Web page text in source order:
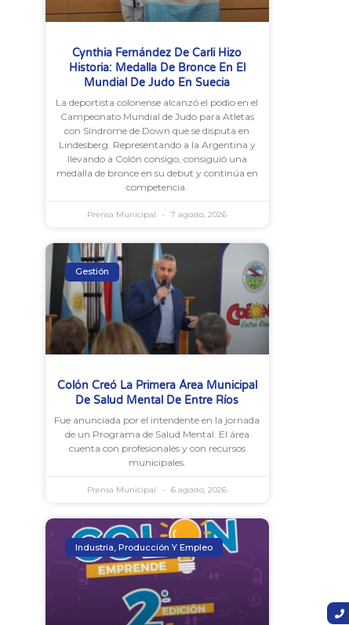
Cynthia Fernández De Carli Hizo
Historia: Medalla De Bronce En El
Mundial De Judo En Suecia
La deportista colonense alcanzó el podio en el
Campeonato Mundial de Judo para Atletas
con Síndrome de Down que se disputa en
Lindesberg. Representando a la Argentina y
llevando a Colón consigo, consiguió una
medalla de bronce en su debut y continúa en
competencia.
Prensa Municipal 7 agosto, 2026
Gestión
Colón Creó La Primera Área Municipal
De Salud Mental De Entre Ríos
Fue anunciada por el intendente en la jornada
de un Programa de Salud Mental. El área
cuenta con profesionales y con recursos
municipales.
Prensa Municipal 6 agosto, 2026
Industria, Producción Y Empleo